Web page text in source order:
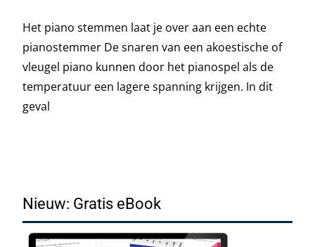
Het piano stemmen laat je over aan een echte
pianostemmer De snaren van een akoestische of
vleugel piano kunnen door het pianospel als de
temperatuur een lagere spanning krijgen. In dit
geval
Nieuw: Gratis eBook